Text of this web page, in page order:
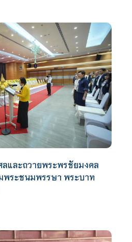
และถวายพระพรชัยมงคล
พระชนมพรรษา พระบาท